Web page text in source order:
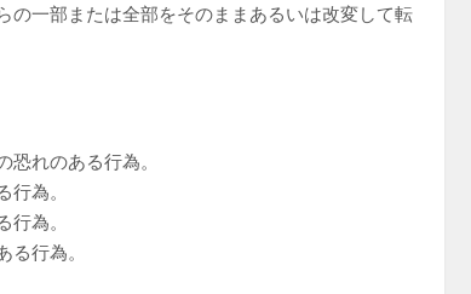
の一部または全部をそのままあるいは改変して転
れのある行為。
為。
為。
行為。